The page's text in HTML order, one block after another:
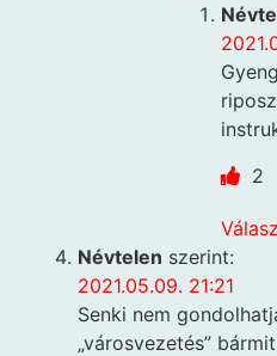
2
Válasz
Névtelen szerint:
2021.05.09. 21:21
Senki nem
„városvezetés”